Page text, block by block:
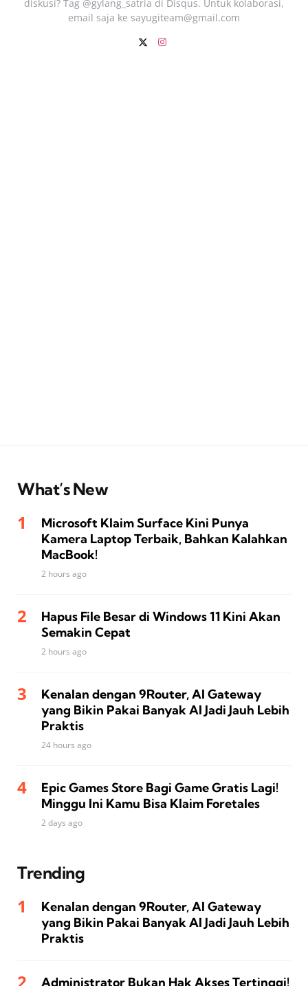
diskusi? Tag @gylang_satria di Disqus. Untuk kolaborasi,
email saja ke sayugiteam@gmail.com
What’s New
Microsoft Klaim Surface Kini Punya
Kamera Laptop Terbaik, Bahkan Kalahkan
MacBook!
2 hours ago
Hapus File Besar di Windows 11 Kini Akan
Semakin Cepat
2 hours ago
Kenalan dengan 9Router, AI Gateway
yang Bikin Pakai Banyak AI Jadi Jauh Lebih
Praktis
24 hours ago
Epic Games Store Bagi Game Gratis Lagi!
Minggu Ini Kamu Bisa Klaim Foretales
2 days ago
Trending
Kenalan dengan 9Router, AI Gateway
yang Bikin Pakai Banyak AI Jadi Jauh Lebih
Praktis
Administrator Bukan Hak Akses Tertinggi!